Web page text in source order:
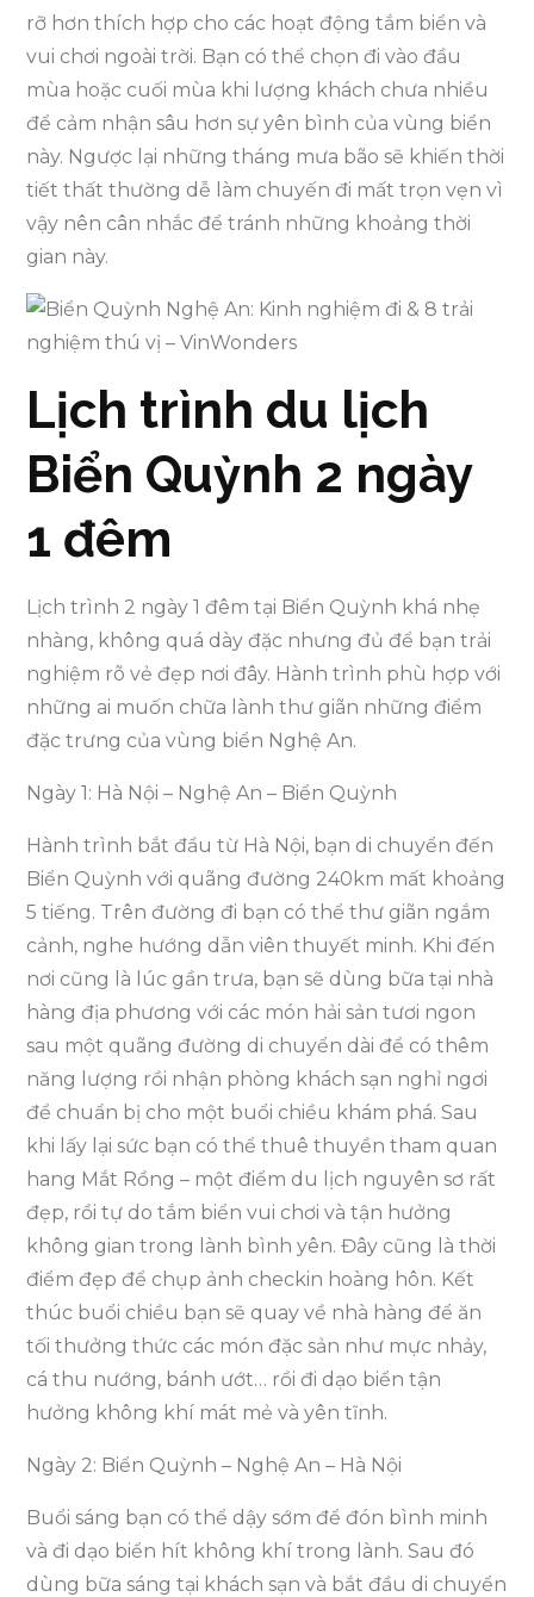
rỡ hơn thích hợp cho các hoạt động tắm biển và
vui chơi ngoài trời. Bạn có thể chọn đi vào đầu
mùa hoặc cuối mùa khi lượng khách chưa nhiều
để cảm nhận sâu hơn sự yên bình của vùng biển
này. Ngược lại những tháng mưa bão sẽ khiến thời
tiết thất thường dễ làm chuyến đi mất trọn vẹn vì
vậy nên cân nhắc để tránh những khoảng thời
gian này.
Lịch trình du lịch
Biển Quỳnh 2 ngày
1 đêm
Lịch trình 2 ngày 1 đêm tại Biển Quỳnh khá nhẹ
nhàng, không quá dày đặc nhưng đủ để bạn trải
nghiệm rõ vẻ đẹp nơi đây. Hành trình phù hợp với
những ai muốn chữa lành thư giãn những điểm
đặc trưng của vùng biển Nghệ An.
Ngày 1: Hà Nội – Nghệ An – Biển Quỳnh
Hành trình bắt đầu từ Hà Nội, bạn di chuyển đến
Biển Quỳnh với quãng đường 240km mất khoảng
5 tiếng. Trên đường đi bạn có thể thư giãn ngắm
cảnh, nghe hướng dẫn viên thuyết minh. Khi đến
nơi cũng là lúc gần trưa, bạn sẽ dùng bữa tại nhà
hàng địa phương với các món hải sản tươi ngon
sau một quãng đường di chuyển dài để có thêm
năng lượng rồi nhận phòng khách sạn nghỉ ngơi
để chuẩn bị cho một buổi chiều khám phá. Sau
khi lấy lại sức bạn có thể thuê thuyền tham quan
hang Mắt Rồng – một điểm du lịch nguyên sơ rất
đẹp, rồi tự do tắm biển vui chơi và tận hưởng
không gian trong lành bình yên. Đây cũng là thời
điểm đẹp để chụp ảnh checkin hoàng hôn. Kết
thúc buổi chiều bạn sẽ quay về nhà hàng để ăn
tối thưởng thức các món đặc sản như mực nhảy,
cá thu nướng, bánh ướt… rồi đi dạo biển tận
hưởng không khí mát mẻ và yên tĩnh.
Ngày 2: Biển Quỳnh – Nghệ An – Hà Nội
Buổi sáng bạn có thể dậy sớm để đón bình minh
và đi dạo biển hít không khí trong lành. Sau đó
dùng bữa sáng tại khách sạn và bắt đầu di chuyển